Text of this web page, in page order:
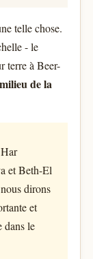
telle chose.
- le
terre à Beer-
de la
et Beth-El
dirons
et
dans le